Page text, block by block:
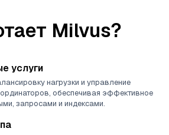
Milvus?
услуги
нагрузки и управление
обеспечивая эффективное
запросами и индексами.